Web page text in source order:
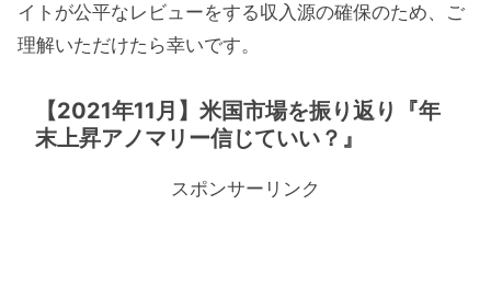
イトが公平なレビューをする収入源の確保のため、ご
理解いただけたら幸いです。
【2021年11月】米国市場を振り返り『年
末上昇アノマリー信じていい？』
スポンサーリンク